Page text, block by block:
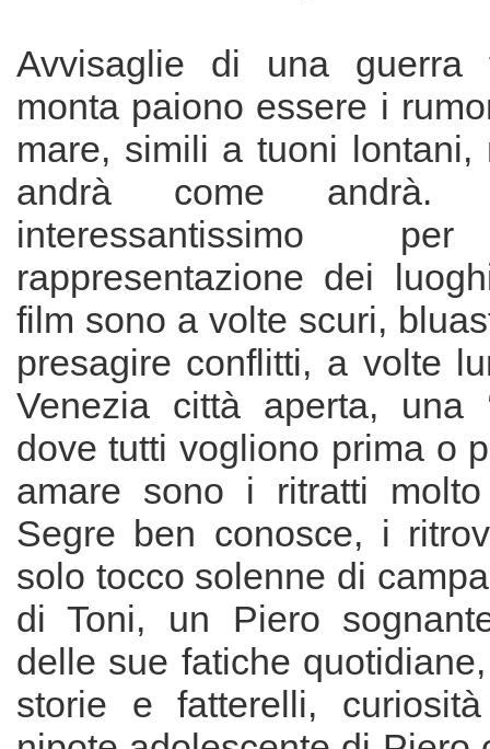
Avvisaglie di una guerra
monta paiono essere i
mare, simili a tuoni lontani,
andrà come
interessantissimo
rappresentazione dei
film sono a volte scuri,
presagire conflitti, a volte
Venezia città aperta, una
dove tutti vogliono prima o
amare sono i ritratti
Segre ben conosce, i
solo tocco solenne di
di Toni, un Piero
delle sue fatiche
storie e fatterelli,